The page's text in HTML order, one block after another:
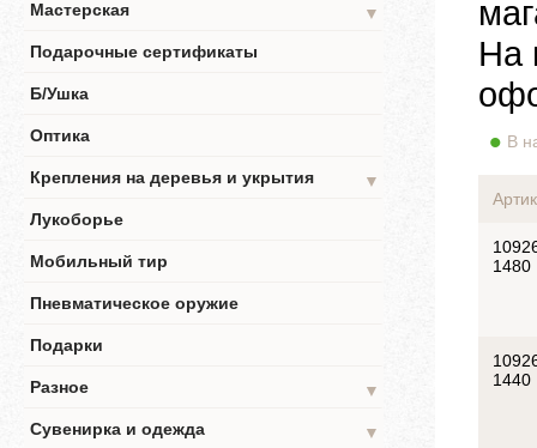
Мастерская
▼
Подарочные сертификаты
Б/Ушка
Оптика
Крепления на деревья и укрытия
▼
Лукоборье
Мобильный тир
Пневматическое оружие
Подарки
Разное
▼
Сувенирка и одежда
▼
На
В
1480
1440